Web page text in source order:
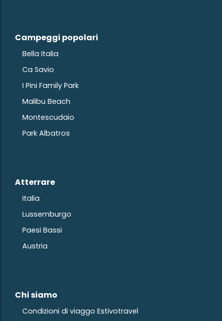
Campeggi popolari
Bella Italia
Ca Savio
I Pini Family Park
Malibu Beach
Montescudaio
Park Albatros
Atterrare
Italia
Lussemburgo
Paesi Bassi
Austria
Chi siamo
Condizioni di viaggo Estivotravel